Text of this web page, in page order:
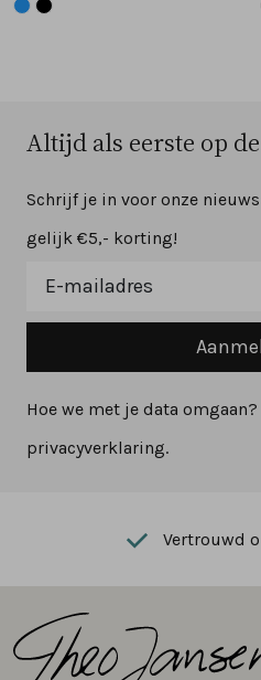
Altijd als eerste op
Schrijf je in voor onze
gelijk €5,- korting!
Hoe we met je data
privacyverklaring.
Vertrouwd